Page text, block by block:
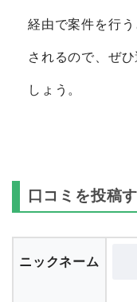
経由で案件を行
されるので、ぜ
しょう。
口コミを投稿
ニックネーム